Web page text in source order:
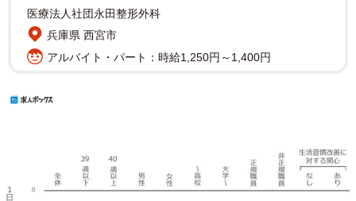
医療法人社団永田整形外科
兵庫県 西宮市
アルバイト・パート：時給1,250円～1,400円